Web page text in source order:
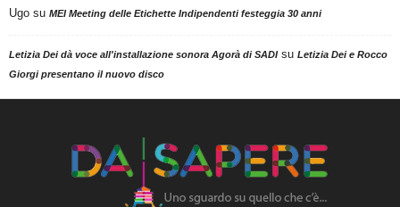
Ugo su MEI Meeting delle Etichette Indipendenti festeggia 30 anni
Letizia Dei dà voce all'installazione sonora Agorà di SADIsu Letizia Dei e Rocco
Giorgi presentano il nuovo disco